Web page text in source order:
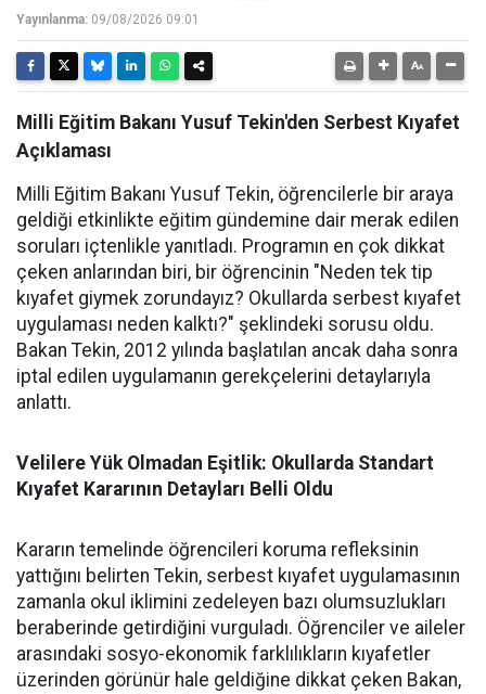
Yayınlanma: 09/08/2026 09:01
Milli Eğitim Bakanı Yusuf Tekin'den Serbest Kıyafet
Açıklaması
Milli Eğitim Bakanı Yusuf Tekin, öğrencilerle bir araya
geldiği etkinlikte eğitim gündemine dair merak edilen
soruları içtenlikle yanıtladı. Programın en çok dikkat
çeken anlarından biri, bir öğrencinin "Neden tek tip
kıyafet giymek zorundayız? Okullarda serbest kıyafet
uygulaması neden kalktı?" şeklindeki sorusu oldu.
Bakan Tekin, 2012 yılında başlatılan ancak daha sonra
iptal edilen uygulamanın gerekçelerini detaylarıyla
anlattı.
Velilere Yük Olmadan Eşitlik: Okullarda Standart
Kıyafet Kararının Detayları Belli Oldu
Kararın temelinde öğrencileri koruma refleksinin
yattığını belirten Tekin, serbest kıyafet uygulamasının
zamanla okul iklimini zedeleyen bazı olumsuzlukları
beraberinde getirdiğini vurguladı. Öğrenciler ve aileler
arasındaki sosyo-ekonomik farklılıkların kıyafetler
üzerinden görünür hale geldiğine dikkat çeken Bakan,